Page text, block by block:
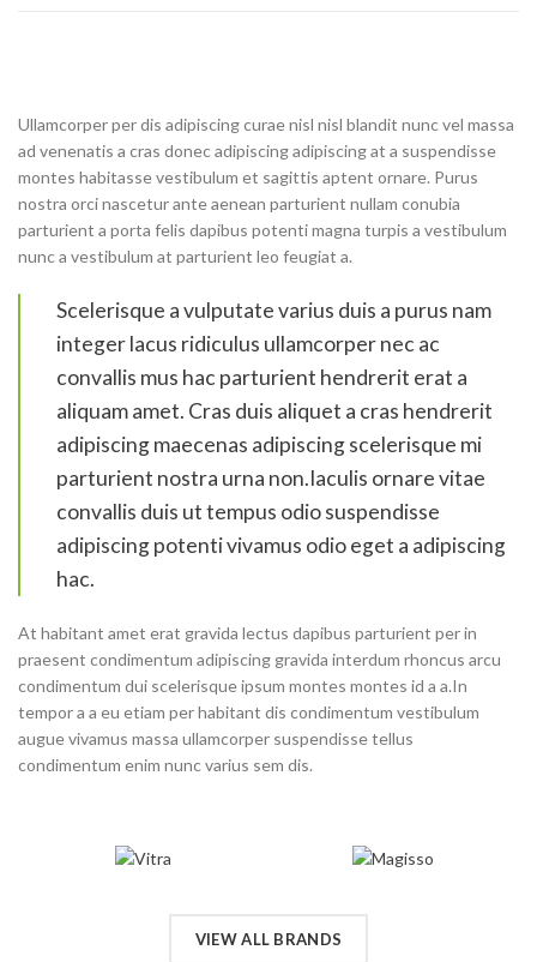
Ullamcorper per dis adipiscing curae nisl nisl blandit nunc vel massa
ad venenatis a cras donec adipiscing adipiscing at a suspendisse
montes habitasse vestibulum et sagittis aptent ornare. Purus
nostra orci nascetur ante aenean parturient nullam conubia
parturient a porta felis dapibus potenti magna turpis a vestibulum
nunc a vestibulum at parturient leo feugiat a.
Scelerisque a vulputate varius duis a purus nam
integer lacus ridiculus ullamcorper nec ac
convallis mus hac parturient hendrerit erat a
aliquam amet. Cras duis aliquet a cras hendrerit
adipiscing maecenas adipiscing scelerisque mi
parturient nostra urna non.Iaculis ornare vitae
convallis duis ut tempus odio suspendisse
adipiscing potenti vivamus odio eget a adipiscing
hac.
At habitant amet erat gravida lectus dapibus parturient per in
praesent condimentum adipiscing gravida interdum rhoncus arcu
condimentum dui scelerisque ipsum montes montes id a a.In
tempor a a eu etiam per habitant dis condimentum vestibulum
augue vivamus massa ullamcorper suspendisse tellus
condimentum enim nunc varius sem dis.
VIEW ALL BRANDS